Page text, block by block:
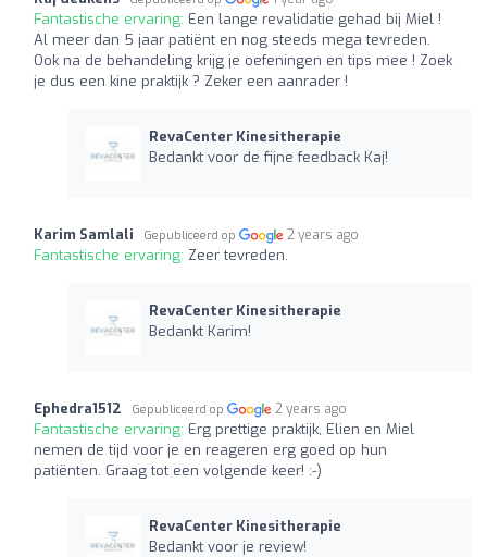
Fantastische ervaring: Een lange revalidatie gehad bij Miel !
Al meer dan 5 jaar patiënt en nog steeds mega tevreden.
Ook na de behandeling krijg je oefeningen en tips mee ! Zoek
je dus een kine praktijk ? Zeker een aanrader !
RevaCenter Kinesitherapie
Bedankt voor de fijne feedback Kaj!
Karim Samlali Gepubliceerd op 2 years ago
Fantastische ervaring: Zeer tevreden.
RevaCenter Kinesitherapie
Bedankt Karim!
Ephedra1512 Gepubliceerd op 2 years ago
Fantastische ervaring: Erg prettige praktijk, Elien en Miel
nemen de tijd voor je en reageren erg goed op hun
patiënten. Graag tot een volgende keer! :-)
RevaCenter Kinesitherapie
Bedankt voor je review!